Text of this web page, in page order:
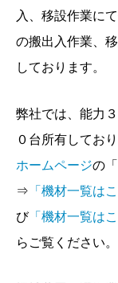
入、移設作業に
の搬出入作業、
しております。
弊社では、能力
０台所有してお
ホームページの
⇒ 「機材一覧は
び「機材一覧はこ
らご覧ください。